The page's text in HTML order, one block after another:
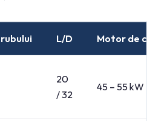
L/D Motor de
20
/ 32
45 – 55 kW